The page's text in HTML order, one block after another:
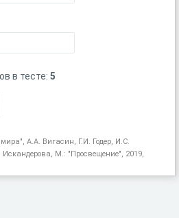
в тесте: 5
А.А. Вигасин, Г.И. Годер, И.С.
М.: "Просвещение", 2019,